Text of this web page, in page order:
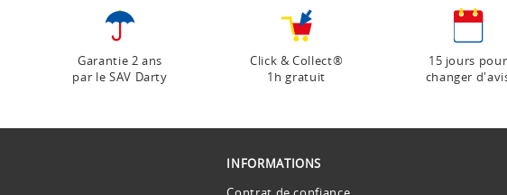
Garantie 2 ans
par le SAV Darty
Click & Collect®
1h gratuit
15 jours pour
changer
INFORMATIONS